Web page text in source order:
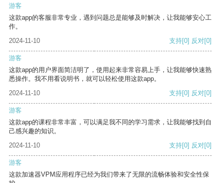
游客
这款app的客服非常专业，遇到问题总是能够及时解决，让我能够安心工
作。
2024-11-10
支持[0] 反对[0]
游客
这款app的用户界面简洁明了，使用起来非常容易上手，让我能够快速熟
悉操作。我不用看说明书，就可以轻松使用这款app。
2024-11-10
支持[0] 反对[0]
游客
这款app的课程非常丰富，可以满足我不同的学习需求，让我能够找到自
己感兴趣的知识。
2024-11-10
支持[0] 反对[0]
游客
这款加速器VPM应用程序已经为我们带来了无限的流畅体验和安全性保